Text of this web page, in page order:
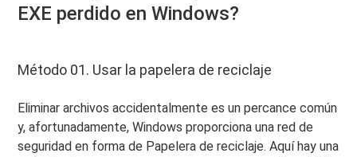
EXE perdido en Windows?
Método 01. Usar la papelera de reciclaje
Eliminar archivos accidentalmente es un percance común
y, afortunadamente, Windows proporciona una red de
seguridad en forma de Papelera de reciclaje. Aquí hay una